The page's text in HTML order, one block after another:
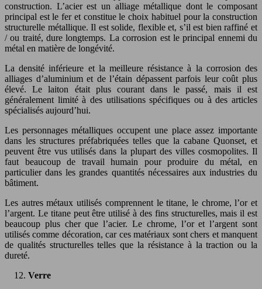
construction. L’acier est un alliage métallique dont le composant
principal est le fer et constitue le choix habituel pour la construction
structurelle métallique. Il est solide, flexible et, s’il est bien raffiné et
/ ou traité, dure longtemps. La corrosion est le principal ennemi du
métal en matière de longévité.
La densité inférieure et la meilleure résistance à la corrosion des
alliages d’aluminium et de l’étain dépassent parfois leur coût plus
élevé. Le laiton était plus courant dans le passé, mais il est
généralement limité à des utilisations spécifiques ou à des articles
spécialisés aujourd’hui.
Les personnages métalliques occupent une place assez importante
dans les structures préfabriquées telles que la cabane Quonset, et
peuvent être vus utilisés dans la plupart des villes cosmopolites. Il
faut beaucoup de travail humain pour produire du métal, en
particulier dans les grandes quantités nécessaires aux industries du
bâtiment.
Les autres métaux utilisés comprennent le titane, le chrome, l’or et
l’argent. Le titane peut être utilisé à des fins structurelles, mais il est
beaucoup plus cher que l’acier. Le chrome, l’or et l’argent sont
utilisés comme décoration, car ces matériaux sont chers et manquent
de qualités structurelles telles que la résistance à la traction ou la
dureté.
Verre